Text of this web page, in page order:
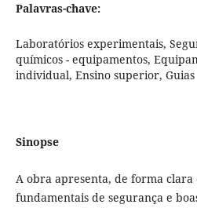
Palavras-chave:
Laboratórios experimentais,
químicos - equipamentos,
individual, Ensino superior, Guias
Sinopse
A obra apresenta, de forma clara
fundamentais de segurança e